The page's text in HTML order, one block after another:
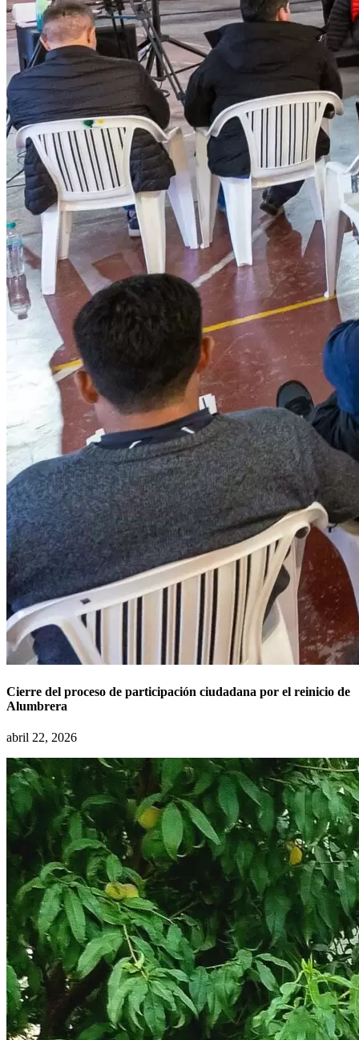
Cierre del proceso de participación ciudadana por el reinicio de
Alumbrera
abril 22, 2026